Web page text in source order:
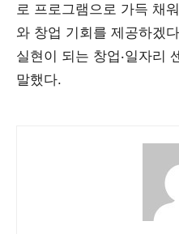
로 프로그램으로 가득 채
와 창업 기회를 제공하겠
실현이 되는 창업‧일자리
말했다.